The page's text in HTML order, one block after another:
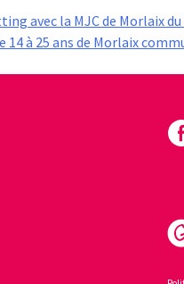
avec la MJC de Morlaix du
à 25 ans de Morlaix